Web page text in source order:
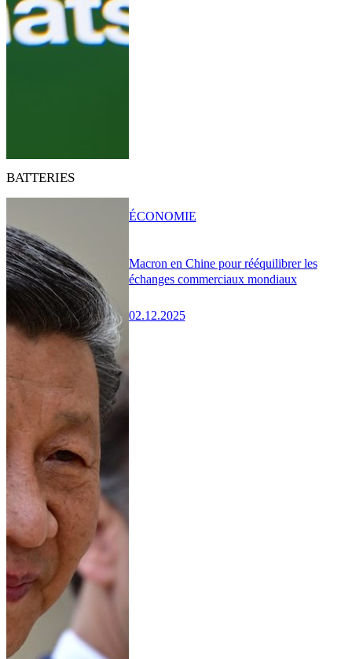
BATTERIES
Macron en Chine pour rééquilibrer les
échanges commerciaux mondiaux
02.12.2025
ÉCONOMIE